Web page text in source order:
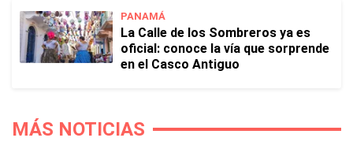
PANAMÁ
La Calle de los Sombreros ya es
oficial: conoce la vía que sorprende
en el Casco Antiguo
MÁS NOTICIAS